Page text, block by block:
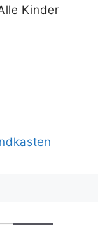
Kinder